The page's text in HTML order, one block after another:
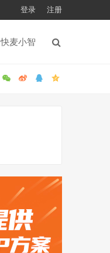
登录 注册
快麦小智